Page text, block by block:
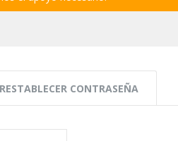
ACTIVA)
RESTABLECER CONTRASEÑA